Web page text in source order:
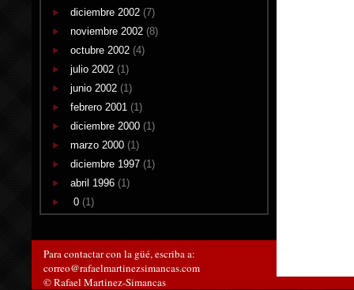
diciembre 2002 (7)
noviembre 2002 (8)
octubre 2002 (4)
julio 2002 (1)
junio 2002 (1)
febrero 2001 (1)
diciembre 2000 (1)
marzo 2000 (1)
diciembre 1997 (1)
abril 1996 (1)
0 (1)
Para contactar con la güé, escriba a:
correo@rafaelmartinezsimancas.com
© Rafael Martinez-Simancas